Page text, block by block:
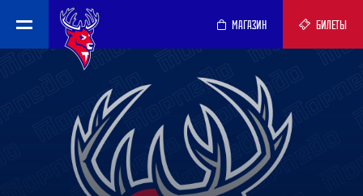
МАГАЗИН БИЛЕТЫ